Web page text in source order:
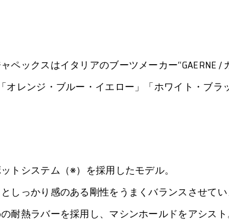
ペックスはイタリアのブーツメーカー“GAERNE /
レンジ・ブルー・イエロー」「ホワイト・ブラ
トシステム（※）を採用したモデル。
しっかり感のある剛性をうまくバランスさせてい
耐熱ラバーを採用し、マシンホールドをアシスト